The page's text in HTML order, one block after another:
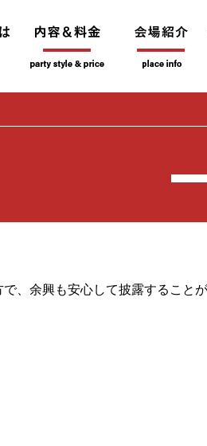
、余興も安心して披露すること